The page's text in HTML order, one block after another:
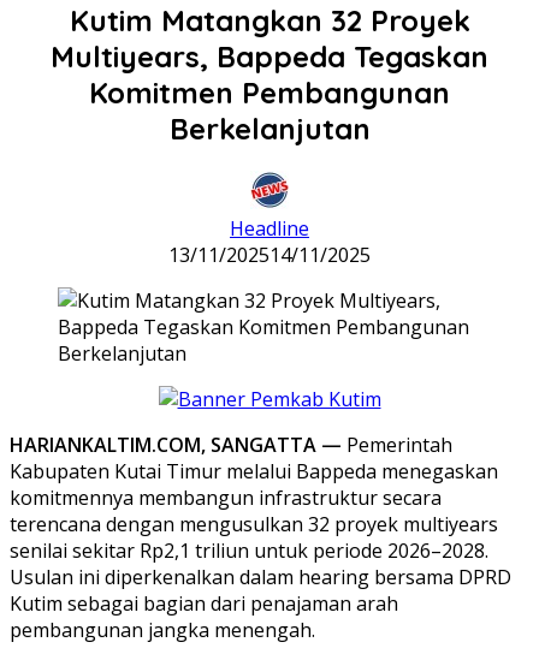
Kutim Matangkan 32 Proyek
Multiyears, Bappeda Tegaskan
Komitmen Pembangunan
Berkelanjutan
Headline
13/11/202514/11/2025
HARIANKALTIM.COM, SANGATTA — Pemerintah
Kabupaten Kutai Timur melalui Bappeda menegaskan
komitmennya membangun infrastruktur secara
terencana dengan mengusulkan 32 proyek multiyears
senilai sekitar Rp2,1 triliun untuk periode 2026–2028.
Usulan ini diperkenalkan dalam hearing bersama DPRD
Kutim sebagai bagian dari penajaman arah
pembangunan jangka menengah.